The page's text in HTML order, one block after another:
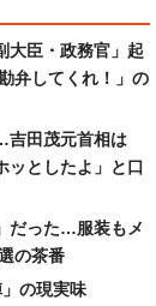
大臣・政務官」起
弁してくれ！」の
吉田茂元首相は
ッとしたよ」と口
だった…服装もメ
の茶番
の現実味